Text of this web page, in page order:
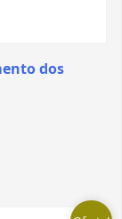
dos